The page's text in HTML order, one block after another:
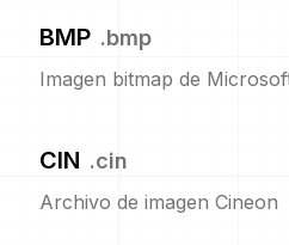
BMP .bmp
Imagen bitmap de
CIN .cin
Archivo de imagen Cineon